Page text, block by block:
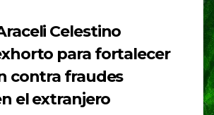
Celestino
para fortalecer
contra fraudes
el extranjero